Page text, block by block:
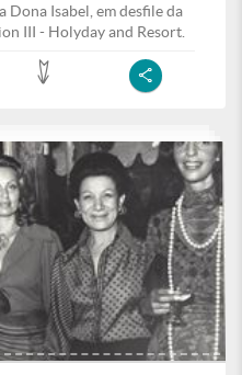
Isabel, em desfile da
III - Holyday and Resort.